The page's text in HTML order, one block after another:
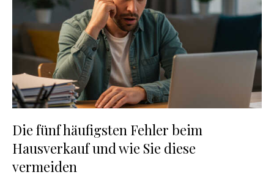
Die fünf häufigsten Fehler beim
Hausverkauf und wie Sie diese
vermeiden